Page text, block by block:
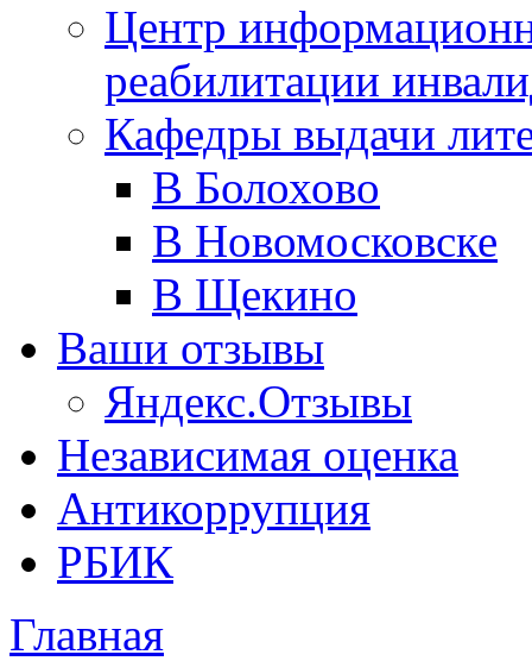
Центр
реабилитации
Кафедры выдачи
В Болохово
В Новомосковске
В Щекино
Ваши отзывы
Яндекс.Отзывы
Независимая оценка
Антикоррупция
РБИК
Главная